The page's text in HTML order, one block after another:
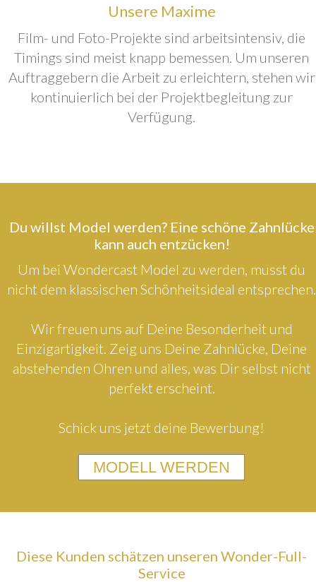
Unsere Maxime
Film- und Foto-Projekte sind arbeitsintensiv, die
Timings sind meist knapp bemessen. Um unseren
Auftraggebern die Arbeit zu erleichtern, stehen wir
kontinuierlich bei der Projektbegleitung zur
Verfügung.
Du willst Model werden? Eine schöne Zahnlücke
kann auch entzücken!
Um bei Wondercast Model zu werden, musst du
nicht dem klassischen Schönheitsideal entsprechen.
Wir freuen uns auf Deine Besonderheit und
Einzigartigkeit. Zeig uns Deine Zahnlücke, Deine
abstehenden Ohren und alles, was Dir selbst nicht
perfekt erscheint.
Schick uns jetzt deine Bewerbung!
MODELL WERDEN
Diese Kunden schätzen unseren Wonder-Full-
Service